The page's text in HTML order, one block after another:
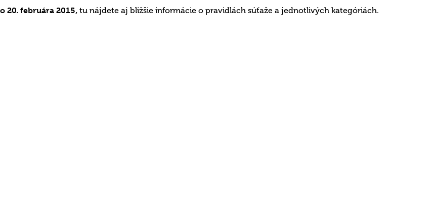
20. februára 2015, tu nájdete aj bližšie informácie o pravidlách súťaže a jednotlivých kategóriách.